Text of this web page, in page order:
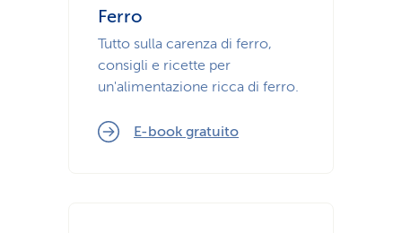
Ferro
Tutto sulla carenza di ferro,
consigli e ricette per
un'alimentazione ricca di ferro.
E-book gratuito